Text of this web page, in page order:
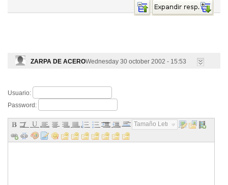
ZARPA DE ACEROWednesday 30 october 2002 - 15:53
Usuario:
Password:
Tamaño Letra...